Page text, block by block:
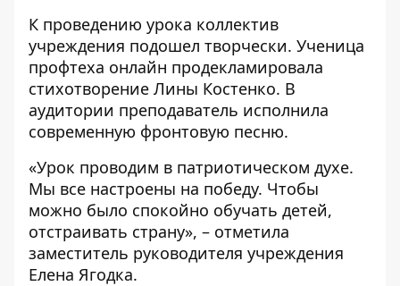
К проведению урока коллектив
учреждения подошел творчески. Ученица
профтеха онлайн продекламировала
стихотворение Лины Костенко. В
аудитории преподаватель исполнила
современную фронтовую песню.
«Урок проводим в патриотическом духе.
Мы все настроены на победу. Чтобы
можно было спокойно обучать детей,
отстраивать страну», – отметила
заместитель руководителя учреждения
Елена Ягодка.